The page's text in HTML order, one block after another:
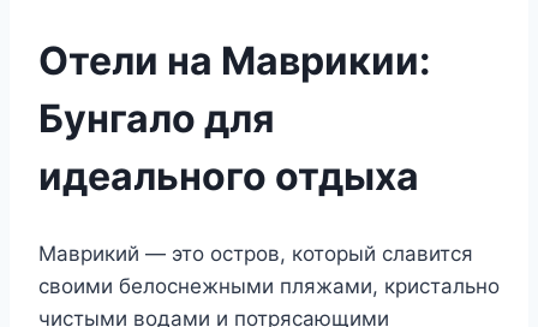
Отели на Маврикии:
Бунгало для
идеального отдыха
Маврикий — это остров, который славится
своими белоснежными пляжами, кристально
чистыми водами и потрясающими